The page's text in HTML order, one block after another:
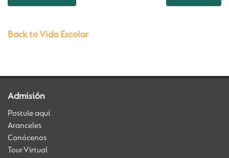
Back to Vida Escolar
Admisión
Postule aquí
Aranceles
Conócenos
Tour Virtual